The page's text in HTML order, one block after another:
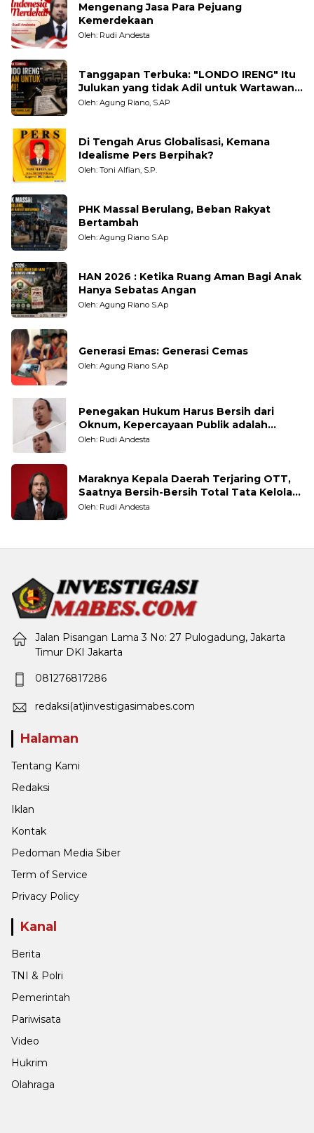
Mengenang Jasa Para Pejuang
Kemerdekaan
Oleh: Rudi Andesta
Tanggapan Terbuka: "LONDO IRENG" Itu
Julukan yang tidak Adil untuk Wartawan,
Pengamat dan LSM
Oleh: Agung Riano, S.AP
Di Tengah Arus Globalisasi, Kemana
Idealisme Pers Berpihak?
Oleh: Toni Alfian, S.P.
PHK Massal Berulang, Beban Rakyat
Bertambah
Oleh: Agung Riano S.Ap
HAN 2026 : Ketika Ruang Aman Bagi Anak
Hanya Sebatas Angan
Oleh: Agung Riano S.Ap
Generasi Emas: Generasi Cemas
Oleh: Agung Riano S.Ap
Penegakan Hukum Harus Bersih dari
Oknum, Kepercayaan Publik adalah
Taruhannya
Oleh: Rudi Andesta
Maraknya Kepala Daerah Terjaring OTT,
Saatnya Bersih-Bersih Total Tata Kelola
Pemerintahan
Oleh: Rudi Andesta
Jalan Pisangan Lama 3 No: 27 Pulogadung, Jakarta
Timur DKI Jakarta
081276817286
redaksi(at)investigasimabes.com
Halaman
Tentang Kami
Redaksi
Iklan
Kontak
Pedoman Media Siber
Term of Service
Privacy Policy
Kanal
Berita
TNI & Polri
Pemerintah
Pariwisata
Video
Hukrim
Olahraga